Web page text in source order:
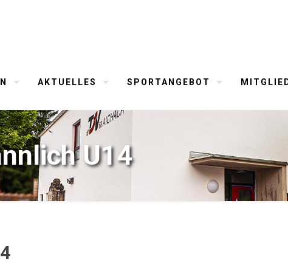
AKTUELLES SPORTANGEBOT
U14